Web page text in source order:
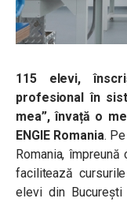
115 elevi,
profesional în
mea”, învață o
ENGIE Romania.
Romania,
facilitează
elevi din